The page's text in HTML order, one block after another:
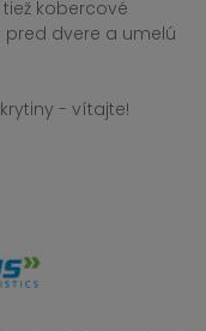
kobercové
pred dvere a umelú
- vítajte!